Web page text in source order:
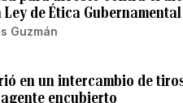
de Ética Gubernamental
Guzmán
en un intercambio de
encubierto